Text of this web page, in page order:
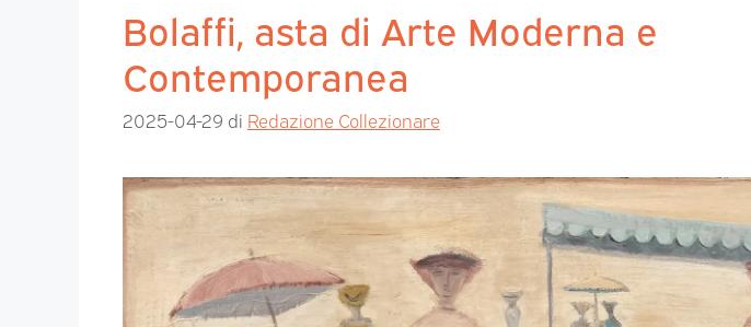
Bolaffi, asta di Arte Moderna e
Contemporanea
2025-04-29 di Redazione Collezionare